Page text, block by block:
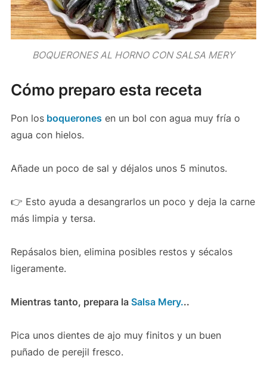
BOQUERONES AL HORNO CON SALSA MERY
Cómo preparo esta receta
Pon losboquerones en un bol con agua muy fría o
agua con hielos.
Añade un poco de sal y déjalos unos 5 minutos.
👉 Esto ayuda a desangrarlos un poco y deja la carne
más limpia y tersa.
Repásalos bien, elimina posibles restos y sécalos
ligeramente.
Mientras tanto, prepara la Salsa Mery...
Pica unos dientes de ajo muy finitos y un buen
puñado de perejil fresco.